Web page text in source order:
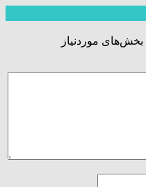
بخش‌های موردنیاز